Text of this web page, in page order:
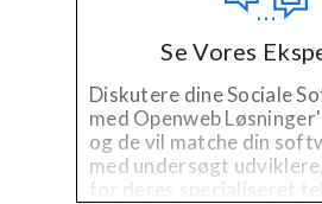
Se Vores
Diskutere dine Sociale
med Openweb
og de vil matche din
med undersøgt
for deres specialiseret